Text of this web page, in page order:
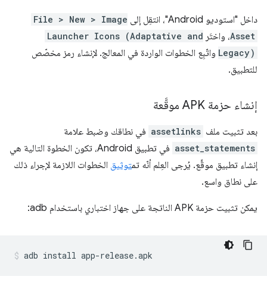
داخل "استوديو Android"، انتقِل إلى
File > New > Image
Asset، واختَر Launcher Icons (Adaptative and
Legacy) واتّبِع الخطوات الواردة في المعالج. لإنشاء رمز مخصّص
للتطبيق.
إنشاء حزمة APK موقَّعة
بعد تثبيت ملف assetlinks في نطاقك وضبط علامة
asset_statements
في تطبيق Android، تكون الخطوة التالية هي
إنشاء تطبيق موقَّع. يُرجى العِلم أنّه تمتوثيق الخطوات اللازمة لإجراء ذلك
على نطاق واسع.
يمكن تثبيت حزمة APK الناتجة على جهاز اختباري باستخدام adb: